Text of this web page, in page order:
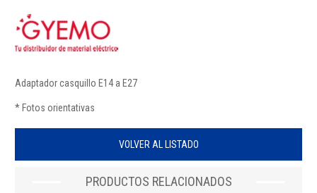
Adaptador casquillo E14 a E27
* Fotos orientativas
VOLVER AL LISTADO
PRODUCTOS RELACIONADOS